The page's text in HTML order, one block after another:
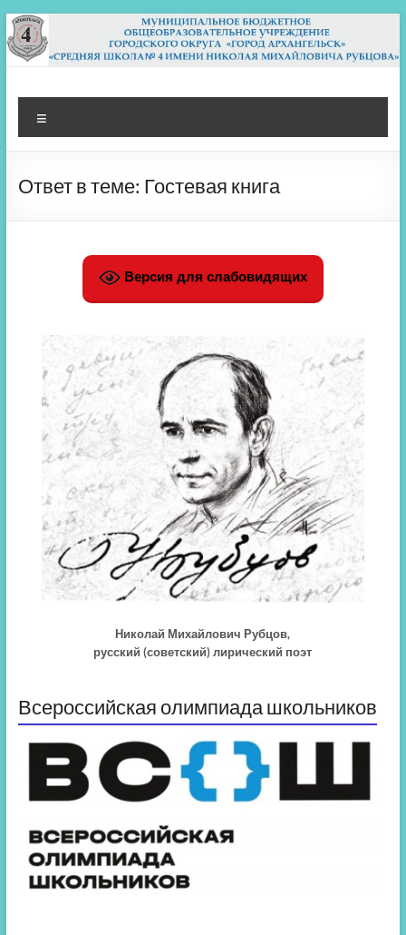
Перейти
к
содержимому
МБОУ СШ 4
Архангельск
Ответ в теме: Гостевая книга
Версия для слабовидящих
Николай Михайлович Рубцов,
русский (советский) лирический поэт
Всероссийская олимпиада школьников